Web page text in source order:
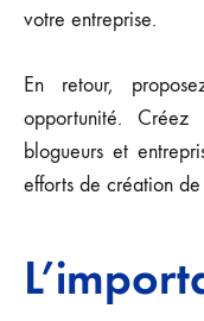
votre entreprise.
En retour,
opportunité. Créez
blogueurs et
efforts de création de